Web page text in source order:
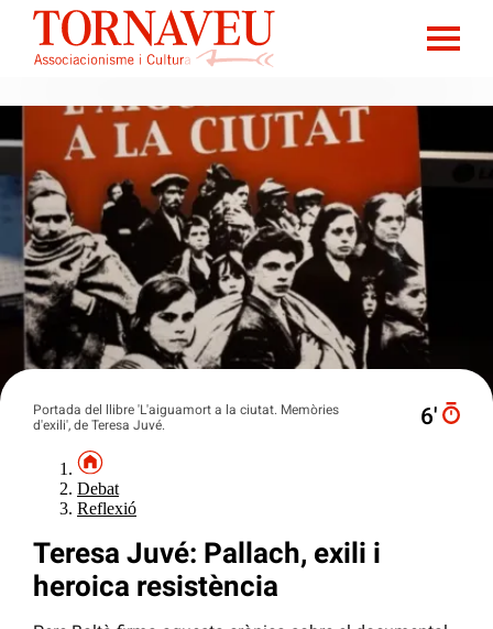
Portada del llibre 'L'aiguamort a la ciutat. Memòries
d'exili', de Teresa Juvé.
6′
Debat
Reflexió
Teresa Juvé: Pallach, exili i
heroica resistència